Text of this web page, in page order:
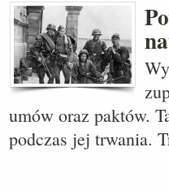
umów oraz paktów.
podczas jej trwania.